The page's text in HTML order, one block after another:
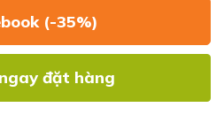
(-35%)
đặt hàng